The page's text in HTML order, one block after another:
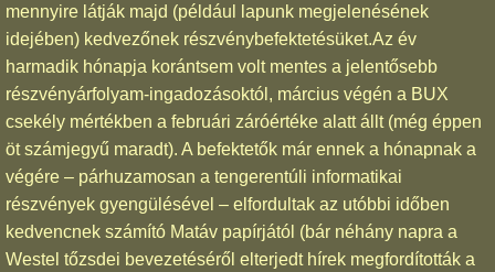
mennyire látják majd (például lapunk megjelenésének
idejében) kedvezőnek részvénybefektetésüket.Az év
harmadik hónapja korántsem volt mentes a jelentősebb
részvényárfolyam-ingadozásoktól, március végén a BUX
csekély mértékben a februári záróértéke alatt állt (még éppen
öt számjegyű maradt). A befektetők már ennek a hónapnak a
végére – párhuzamosan a tengerentúli informatikai
részvények gyengülésével – elfordultak az utóbbi időben
kedvencnek számító Matáv papírjától (bár néhány napra a
Westel tőzsdei bevezetéséről elterjedt hírek megfordították a